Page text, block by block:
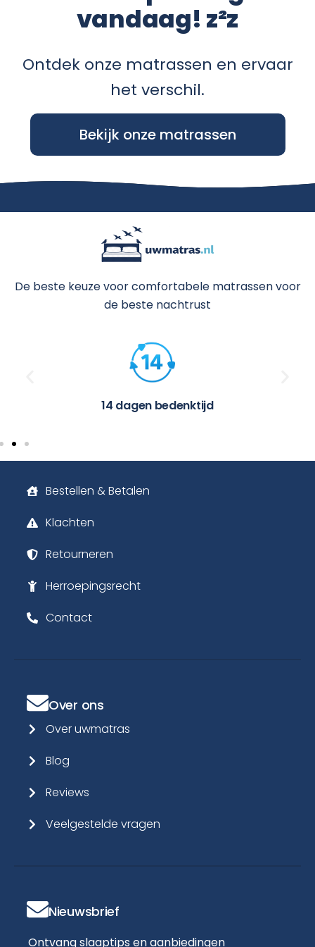
vandaag! z²z
Ontdek onze matrassen en ervaar
het verschil.
Bekijk onze matrassen
De beste keuze voor comfortabele matrassen voor
de beste nachtrust
14 dagen bedenktijd
Bestellen & Betalen
Klachten
Retourneren
Herroepingsrecht
Contact
Over ons
Over uwmatras
Blog
Reviews
Veelgestelde vragen
Nieuwsbrief
Ontvang slaaptips en aanbiedingen